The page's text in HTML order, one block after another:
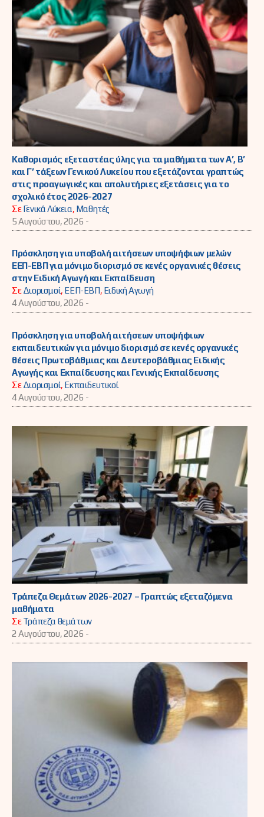
Καθορισμός εξεταστέας ύλης για τα μαθήματα των Α’, Β’
και Γ’ τάξεων Γενικού Λυκείου που εξετάζονται γραπτώς
στις προαγωγικές και απολυτήριες εξετάσεις για το
σχολικό έτος 2026-2027
ΣεΓενικά Λύκεια, Μαθητές
5 Αυγούστου, 2026 -
Πρόσκληση για υποβολή αιτήσεων υποψήφιων μελών
ΕΕΠ-ΕΒΠ για μόνιμο διορισμό σε κενές οργανικές θέσεις
στην Ειδική Αγωγή και Εκπαίδευση
ΣεΔιορισμοί, ΕΕΠ-ΕΒΠ, Ειδική Αγωγή
4 Αυγούστου, 2026 -
Πρόσκληση για υποβολή αιτήσεων υποψήφιων
εκπαιδευτικών για μόνιμο διορισμό σε κενές οργανικές
θέσεις Πρωτοβάθμιας και Δευτεροβάθμιας Ειδικής
Αγωγής και Εκπαίδευσης και Γενικής Εκπαίδευσης
ΣεΔιορισμοί, Εκπαιδευτικοί
4 Αυγούστου, 2026 -
Τράπεζα Θεμάτων 2026-2027 – Γραπτώς εξεταζόμενα
μαθήματα
ΣεΤράπεζα θεμάτων
2 Αυγούστου, 2026 -